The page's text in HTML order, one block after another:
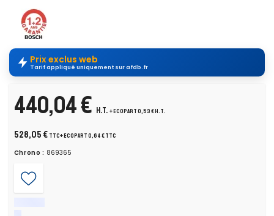
Prix exclus web
Tarif appliqué uniquement sur afdb.fr
440,04 € H.T. + ecopart 0,53 € H.T.
528,05 € TTC+ ecopart 0,64 € TTC
Chrono : 869365